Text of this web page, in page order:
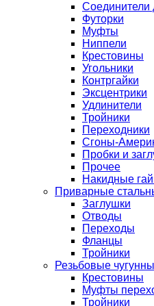
Соединители
Футорки
Муфты
Ниппели
Крестовины
Угольники
Контргайки
Эксцентрики
Удлинители
Тройники
Переходники
Сгоны-
Пробки и
Прочее
Накидные
Приварные
Заглушки
Отводы
Переходы
Фланцы
Тройники
Резьбовые
Крестовины
Муфты
Тройники